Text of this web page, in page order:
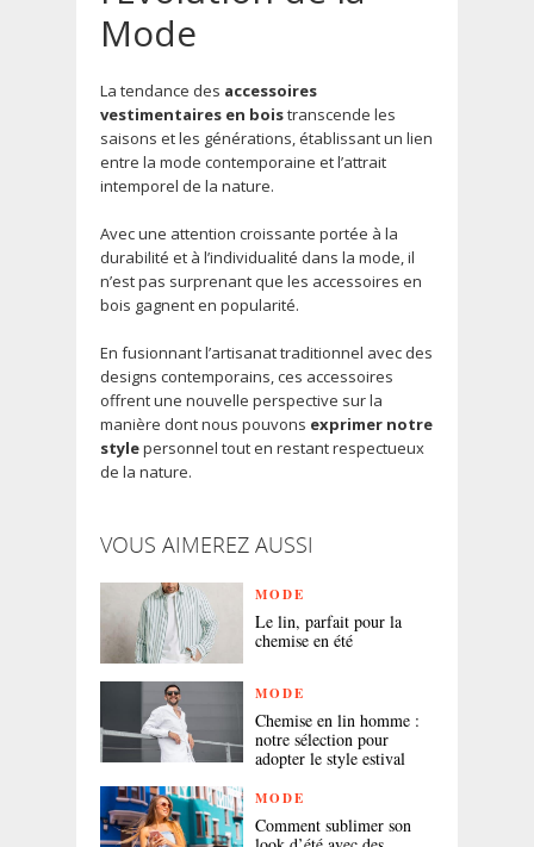
Mode
La tendance des accessoires
vestimentaires en boistranscende les
saisons et les générations, établissant un lien
entre la mode contemporaine et l’attrait
intemporel de la nature.
Avec une attention croissante portée à la
durabilité et à l’individualité dans la mode, il
n’est pas surprenant que les accessoires en
bois gagnent en popularité.
En fusionnant l’artisanat traditionnel avec des
designs contemporains, ces accessoires
offrent une nouvelle perspective sur la
manière dont nous pouvons exprimer notre
stylepersonnel tout en restant respectueux
de la nature.
VOUS AIMEREZ AUSSI
MODE
Le lin, parfait pour la
chemise en été
MODE
Chemise en lin homme :
notre sélection pour
adopter le style estival
MODE
Comment sublimer son